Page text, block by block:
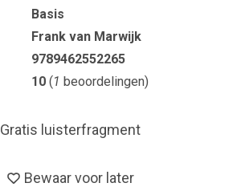
Basis
Frank van Marwijk
9789462552265
10 (1 beoordelingen)
Gratis luisterfragment
Bewaar voor later